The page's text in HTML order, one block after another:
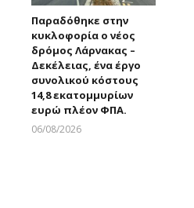
Παραδόθηκε στην
κυκλοφορία ο νέος
δρόμος Λάρνακας –
Δεκέλειας, ένα έργο
συνολικού κόστους
14,8 εκατομμυρίων
ευρώ πλέον ΦΠΑ.
06/08/2026